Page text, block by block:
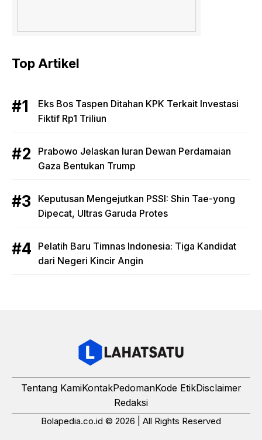
Top Artikel
Eks Bos Taspen Ditahan KPK Terkait Investasi
Fiktif Rp1 Triliun
Prabowo Jelaskan Iuran Dewan Perdamaian
Gaza Bentukan Trump
Keputusan Mengejutkan PSSI: Shin Tae-yong
Dipecat, Ultras Garuda Protes
Pelatih Baru Timnas Indonesia: Tiga Kandidat
dari Negeri Kincir Angin
Tentang KamiKontakPedomanKode EtikDisclaimer
Redaksi
Bolapedia.co.id © 2026 | All Rights Reserved